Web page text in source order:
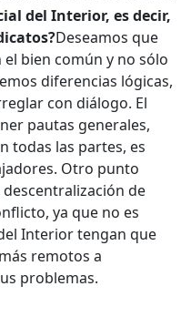
del Interior, es decir,
Deseamos que
bien común y no sólo
diferencias lógicas,
con diálogo. El
pautas generales,
todas las partes, es
Otro punto
de
ya que no es
Interior tengan que
remotos a
problemas.